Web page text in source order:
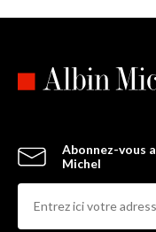
Abonnez-vous
Michel